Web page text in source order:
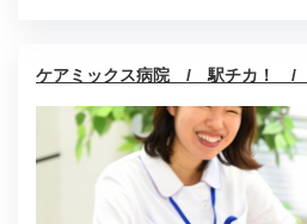
ケアミックス病院 / 駅チカ！ /